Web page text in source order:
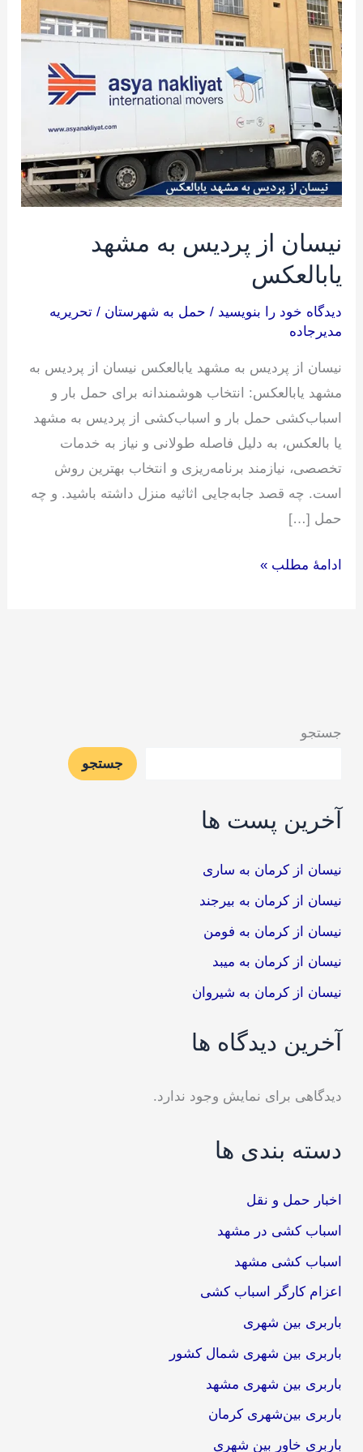
نیسان از پردیس به مشهد
یابالعکس
دیدگاه‌ خود را بنویسید / حمل به شهرستان /تحریریه
مدیرجاده
نیسان از پردیس به مشهد یابالعکس نیسان از پردیس به
مشهد یابالعکس: انتخاب هوشمندانه برای حمل بار و
اسباب‌کشی حمل بار و اسباب‌کشی از پردیس به مشهد
یا بالعکس، به دلیل فاصله طولانی و نیاز به خدمات
تخصصی، نیازمند برنامه‌ریزی و انتخاب بهترین روش
است. چه قصد جابه‌جایی اثاثیه منزل داشته باشید. و چه
حمل […]
پردیس
به
مشهد
یابالعکس
ادامۀ مطلب »
جستجو
جستجو
آخرین پست ها
نیسان از کرمان به ساری
نیسان از کرمان به بیرجند
نیسان از کرمان به فومن
نیسان از کرمان به میبد
نیسان از کرمان به شیروان
آخرین دیدگاه ها
دیدگاهی برای نمایش وجود ندارد.
دسته بندی ها
اخبار حمل و نقل
اسباب کشی در مشهد
اسباب کشی مشهد
اعزام کارگر اسباب کشی
باربری بین شهری
باربری بین شهری شمال کشور
باربری بین شهری مشهد
باربری بین‌شهری کرمان
باربری خاور بین شهری